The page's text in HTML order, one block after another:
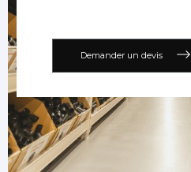
Demander un devis